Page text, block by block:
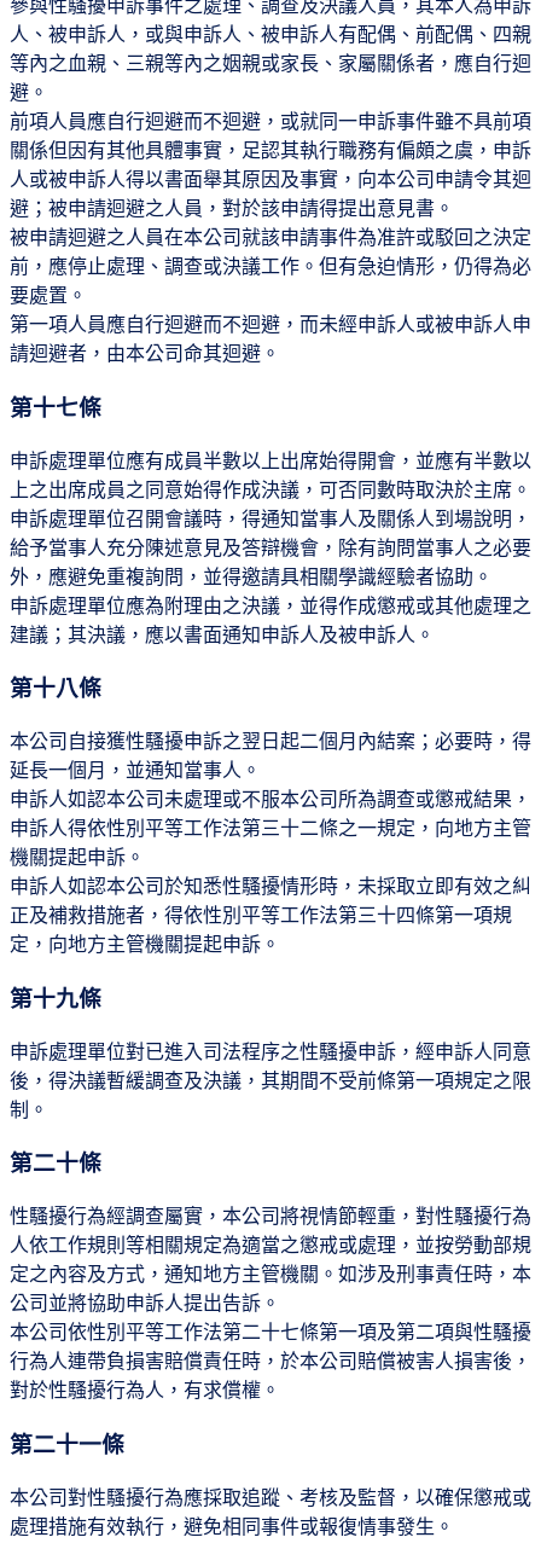
參與性騷擾申訴事件之處理、調查及決議人員，其本人為申訴
人、被申訴人，或與申訴人、被申訴人有配偶、前配偶、四親
等內之血親、三親等內之姻親或家長、家屬關係者，應自行迴
避。
前項人員應自行迴避而不迴避，或就同一申訴事件雖不具前項
關係但因有其他具體事實，足認其執行職務有偏頗之虞，申訴
人或被申訴人得以書面舉其原因及事實，向本公司申請令其迴
避；被申請迴避之人員，對於該申請得提出意見書。
被申請迴避之人員在本公司就該申請事件為准許或駁回之決定
前，應停止處理、調查或決議工作。但有急迫情形，仍得為必
要處置。
第一項人員應自行迴避而不迴避，而未經申訴人或被申訴人申
請迴避者，由本公司命其迴避。
第十七條
申訴處理單位應有成員半數以上出席始得開會，並應有半數以
上之出席成員之同意始得作成決議，可否同數時取決於主席。
申訴處理單位召開會議時，得通知當事人及關係人到場說明，
給予當事人充分陳述意見及答辯機會，除有詢問當事人之必要
外，應避免重複詢問，並得邀請具相關學識經驗者協助。
申訴處理單位應為附理由之決議，並得作成懲戒或其他處理之
建議；其決議，應以書面通知申訴人及被申訴人。
第十八條
本公司自接獲性騷擾申訴之翌日起二個月內結案；必要時，得
延長一個月，並通知當事人。
申訴人如認本公司未處理或不服本公司所為調查或懲戒結果，
申訴人得依性別平等工作法第三十二條之一規定，向地方主管
機關提起申訴。
申訴人如認本公司於知悉性騷擾情形時，未採取立即有效之糾
正及補救措施者，得依性別平等工作法第三十四條第一項規
定，向地方主管機關提起申訴。
第十九條
申訴處理單位對已進入司法程序之性騷擾申訴，經申訴人同意
後，得決議暫緩調查及決議，其期間不受前條第一項規定之限
制。
第二十條
性騷擾行為經調查屬實，本公司將視情節輕重，對性騷擾行為
人依工作規則等相關規定為適當之懲戒或處理，並按勞動部規
定之內容及方式，通知地方主管機關。如涉及刑事責任時，本
公司並將協助申訴人提出告訴。
本公司依性別平等工作法第二十七條第一項及第二項與性騷擾
行為人連帶負損害賠償責任時，於本公司賠償被害人損害後，
對於性騷擾行為人，有求償權。
第二十一條
本公司對性騷擾行為應採取追蹤、考核及監督，以確保懲戒或
處理措施有效執行，避免相同事件或報復情事發生。